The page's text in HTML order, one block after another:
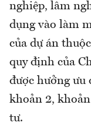
nghiệp, lâm
dụng vào làm
của dự án
quy định của
được hưởng ưu
khoản 2,
tư.